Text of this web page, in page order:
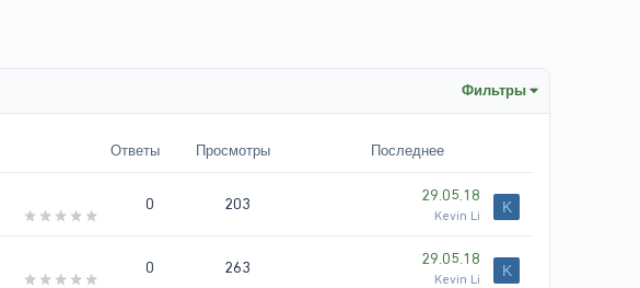
Фильтры
Ответы Просмотры Последнее
0 203 29.05.18
Kevin Li K
0 263 29.05.18
Kevin Li K